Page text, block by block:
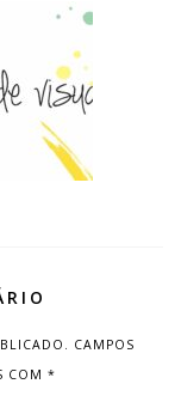
CAMPOS
COM *